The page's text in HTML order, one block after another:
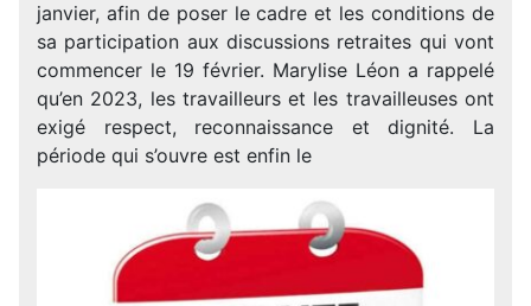
janvier, afin de poser le cadre et les conditions de
sa participation aux discussions retraites qui vont
commencer le 19 février. Marylise Léon a rappelé
qu’en 2023, les travailleurs et les travailleuses ont
exigé respect, reconnaissance et dignité. La
période qui s’ouvre est enfin le